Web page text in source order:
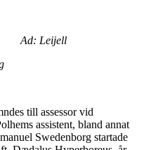
Ad: Leijell
till assessor vid
assistent, bland annat
Swedenborg startade